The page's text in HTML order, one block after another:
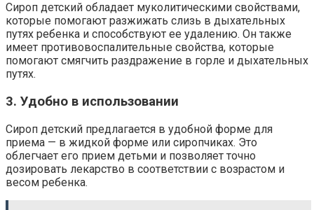
Сироп детский обладает муколитическими свойствами,
которые помогают разжижать слизь в дыхательных
путях ребенка и способствуют ее удалению. Он также
имеет противовоспалительные свойства, которые
помогают смягчить раздражение в горле и дыхательных
путях.
3. Удобно в использовании
Сироп детский предлагается в удобной форме для
приема — в жидкой форме или сиропчиках. Это
облегчает его прием детьми и позволяет точно
дозировать лекарство в соответствии с возрастом и
весом ребенка.